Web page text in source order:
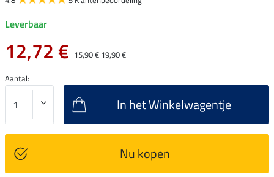
Leverbaar
12,72 € 15,90 €19,90 €
Aantal:
In het Winkelwagentje
Nu kopen